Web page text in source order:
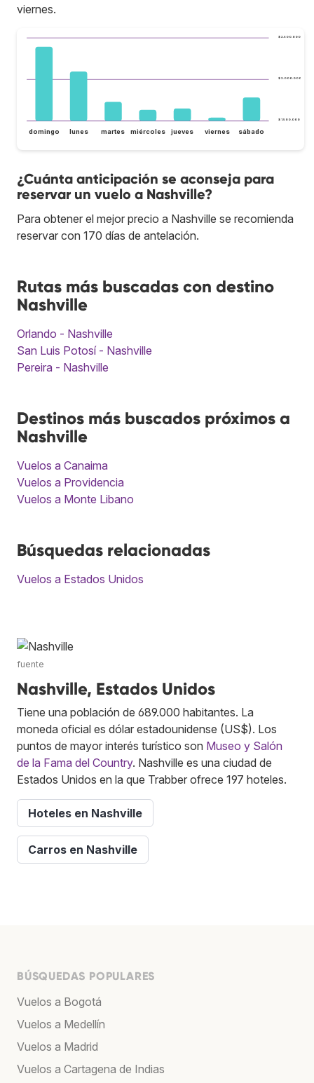
viernes.
$ 1.500.000
$ 2.000.000
$ 2.500.000
domingo lunes martes miércoles jueves viernes sábado
¿Cuánta anticipación se aconseja para
reservar un vuelo a Nashville?
Para obtener el mejor precio a Nashville se recomienda
reservar con 170 días de antelación.
Rutas más buscadas con destino
Nashville
Orlando - Nashville
San Luis Potosí - Nashville
Pereira - Nashville
Destinos más buscados próximos a
Nashville
Vuelos a Canaima
Vuelos a Providencia
Vuelos a Monte Libano
Búsquedas relacionadas
Vuelos a Estados Unidos
fuente
Nashville, Estados Unidos
Tiene una población de 689.000 habitantes. La
moneda oficial es dólar estadounidense (US$). Los
puntos de mayor interés turístico son Museo y Salón
de la Fama del Country. Nashville es una ciudad de
Estados Unidos en la que Trabber ofrece 197 hoteles.
Hoteles en Nashville
Carros en Nashville
BÚSQUEDAS POPULARES
Vuelos a Bogotá
Vuelos a Medellín
Vuelos a Madrid
Vuelos a Cartagena de Indias